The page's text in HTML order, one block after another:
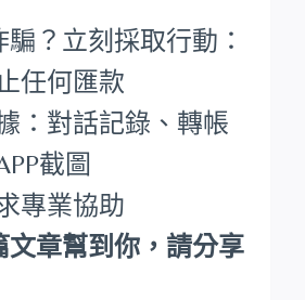
？立刻採取行動：
任何匯款
：對話記錄、轉帳
截圖
專業協助
文章幫到你，請分享